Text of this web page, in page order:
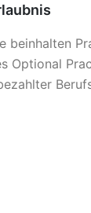
beinhalten
Optional